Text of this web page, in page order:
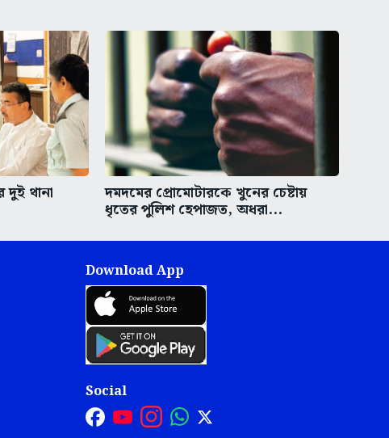
থানা দমদমের প্রোমোটারকে খুনের চেষ্টায়
ধৃতের পুলিশ হেপাজত, অধরা...
Download App
Social